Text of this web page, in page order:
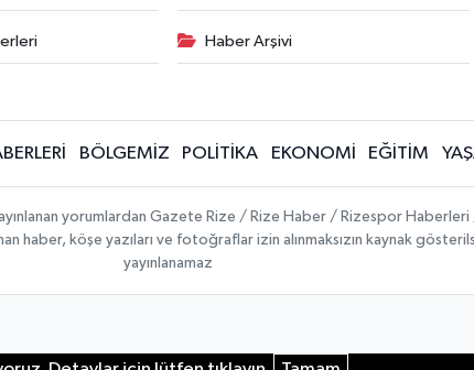
Haber Arşivi
BÖLGEMİZ POLİTİKA EKONOMİ EĞİTİM
yorumlardan Gazete Rize / Rize Haber / Rizespor
haber, köşe yazıları ve fotoğraflar izin alınmaksızın kaynak
yayınlanamaz